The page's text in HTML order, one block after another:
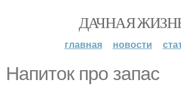
ДАЧНАЯ
главная новости
Напиток про запас